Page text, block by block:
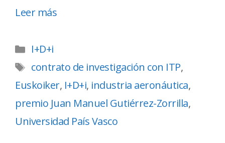
Leer más
I+D+i
contrato de investigación con ITP,
Euskoiker, I+D+i, industria aeronáutica,
premio Juan Manuel Gutiérrez-Zorrilla,
Universidad País Vasco